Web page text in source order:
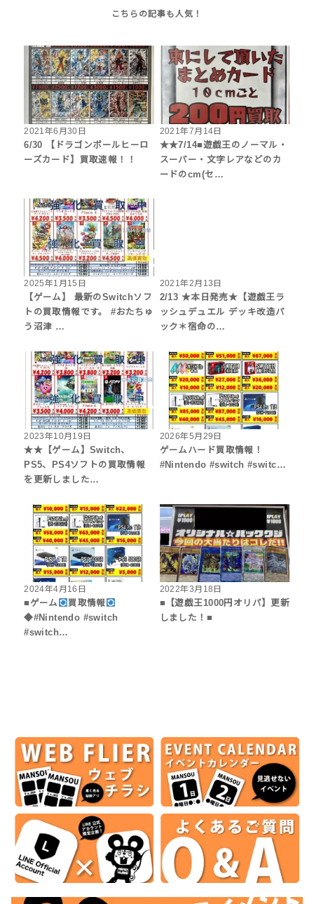
2021年6月30日
6/30 【ドラゴンボールヒーロ
ーズカード】買取速報！！
2021年7月14日
★★7/14■遊戯王のノーマル・
スーパー・文字レアなどのカ
ードのcm(セ…
2025年1月15日
【ゲーム】 最新のSwitchソフ
トの買取情報です。 #おたちゅ
う沼津 …
2021年2月13日
2/13 ★本日発売★【遊戯王ラ
ッシュデュエル デッキ改造パ
ック＊宿命の…
2023年10月19日
★★【ゲーム】Switch、
PS5、PS4ソフトの買取情報
を更新しました…
2026年5月29日
ゲームハード買取情報！
#Nintendo #switch #switc…
2024年4月16日
■ゲーム
買取情報
◆#Nintendo #switch
#switch…
2022年3月18日
■【遊戯王1000円オリパ】更新
しました！■